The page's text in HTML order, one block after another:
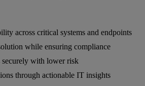
across critical systems and endpoints
while ensuring compliance
securely with lower risk
through actionable IT insights